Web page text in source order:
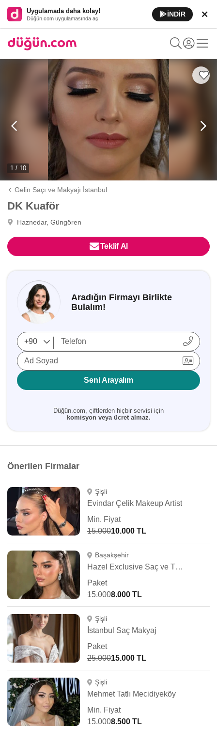
Uygulamada daha kolay!
Düğün.com uygulamasında aç
İNDİR
1 / 10
Gelin Saçı ve Makyajı İstanbul
DK Kuaför
Haznedar, Güngören
Teklif Al
Aradığın Firmayı Birlikte
Bulalım!
Ad Soyad
Seni Arayalım
Düğün.com, çiftlerden hiçbir servisi için
komisyon veya ücret almaz.
Önerilen Firmalar
Şişli
Evindar Çelik Makeup Artist
Min. Fiyat
15.00010.000 TL
Başakşehir
Hazel Exclusive Saç ve Türban Tasarım
Paket
15.0008.000 TL
Şişli
İstanbul Saç Makyaj
Paket
25.00015.000 TL
Şişli
Mehmet Tatlı Mecidiyeköy
Min. Fiyat
15.0008.500 TL